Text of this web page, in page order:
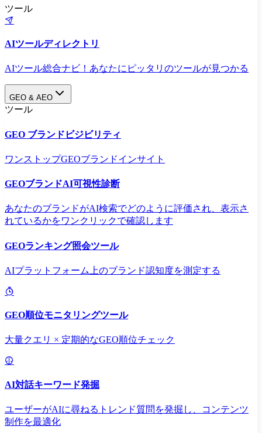
ツール
AIツールディレクトリ
AIツール総合ナビ！あなたにピッタリのツールが見つかる
GEO & AEO
ツール
GEO ブランドビジビリティ
ワンストップGEOブランドインサイト
GEOブランドAI可視性診断
あなたのブランドがAI検索でどのように評価され、表示さ
れているかをワンクリックで確認します
GEOランキング照会ツール
AIプラットフォーム上のブランド認知度を測定する
GEO順位モニタリングツール
大量クエリ × 定期的なGEO順位チェック
AI対話キーワード発掘
ユーザーがAIに尋ねるトレンド質問を発掘し、コンテンツ
制作を最適化